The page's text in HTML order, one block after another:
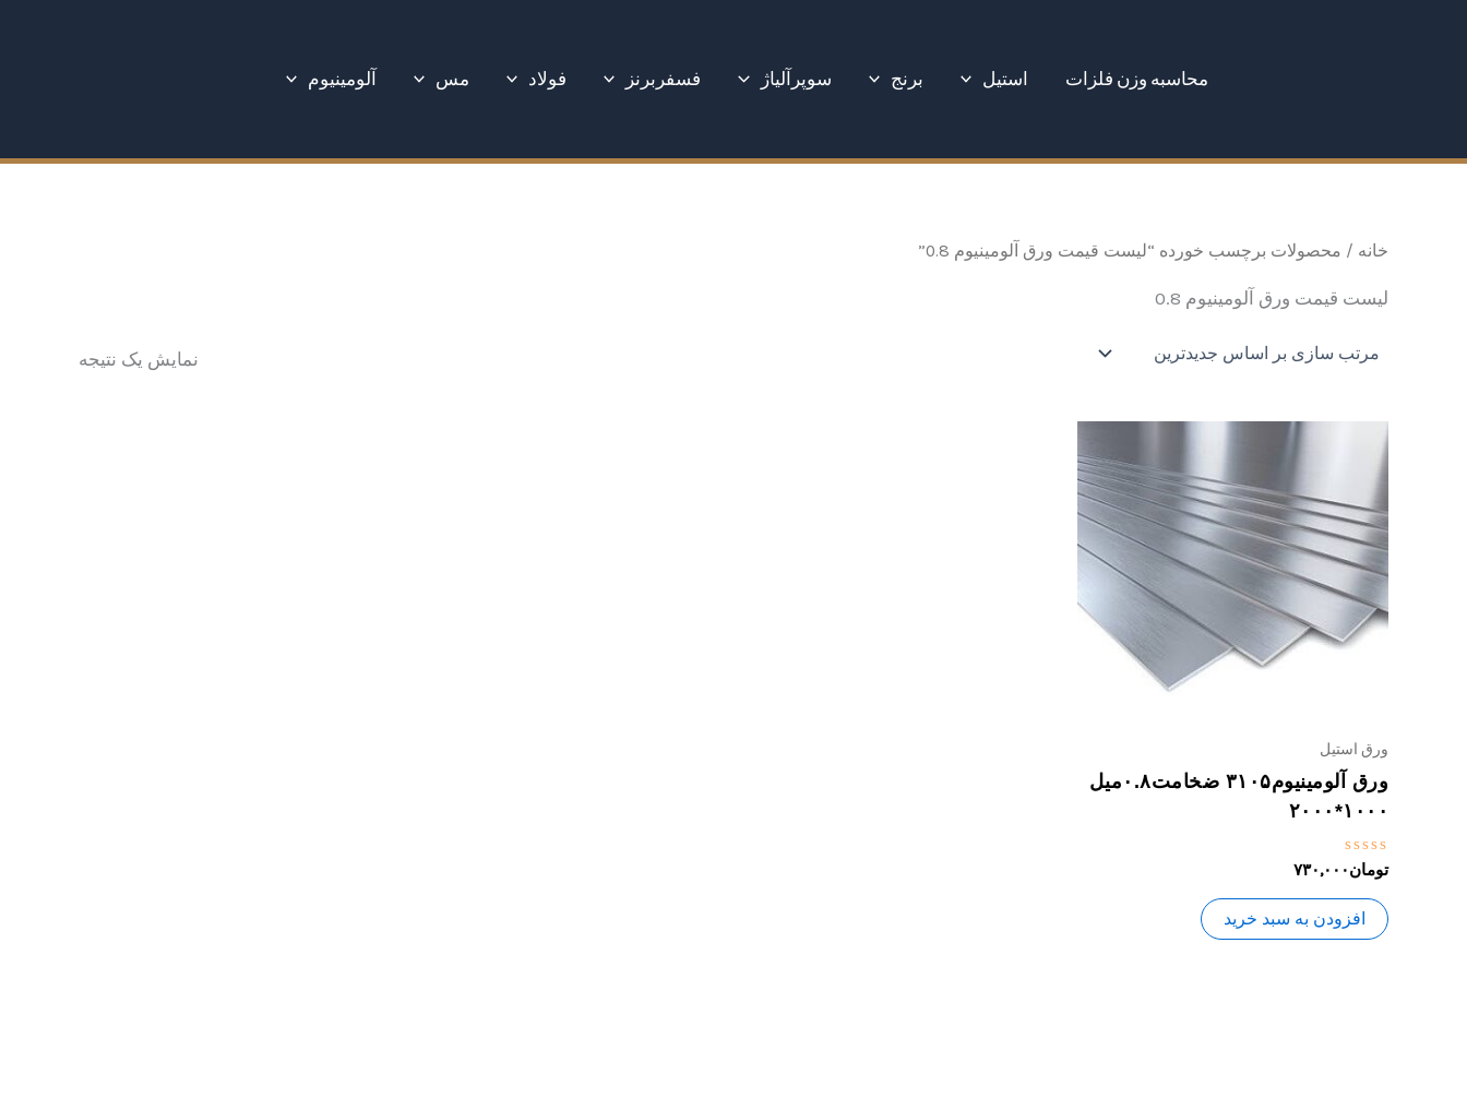
محاسبه وزن فلزات استیل برنج سوپرآلیاژ فسفربرنز فولاد مس آلومینیوم
خانه / محصولات برچسب خورده “لیست قیمت ورق آلومینیوم 0.8”
لیست قیمت ورق آلومینیوم 0.8
نمایش یک نتیجه
ورق استیل
ورق آلومینیوم۳۱۰۵ ضخامت۰.۸میل
۱۰۰۰*۲۰۰۰
نمره
0
از
5
تومان۷۳۰,۰۰۰
افزودن به سبد خرید